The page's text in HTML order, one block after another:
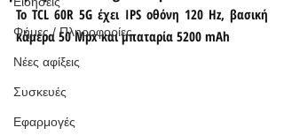
Φήμες / Πληροφορίες
Νέες αφίξεις
Συσκευές
Εφαρμογές
Το TCL 60R 5G έχει IPS οθόνη 120 Hz, βασική
κάμερα 50 Mpx και μπαταρία 5200 mAh